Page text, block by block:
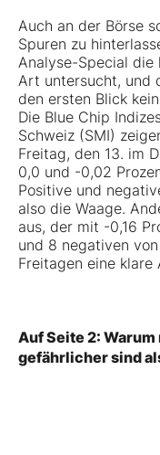
Auch an der Börse
Spuren zu
Analyse-Special die
Art untersucht, und
den ersten Blick
Die Blue Chip
Schweiz (SMI)
Freitag, den 13. im
0,0 und -0,02
Positive und
also die Waage.
aus, der mit -0,16
und 8 negativen
Freitagen eine
Auf Seite 2:
gefährlicher sind